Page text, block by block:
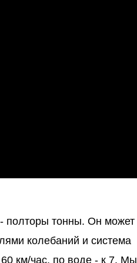
- полторы тонны. Он может
колебаний и система
км/час, по воде - к 7. Мы